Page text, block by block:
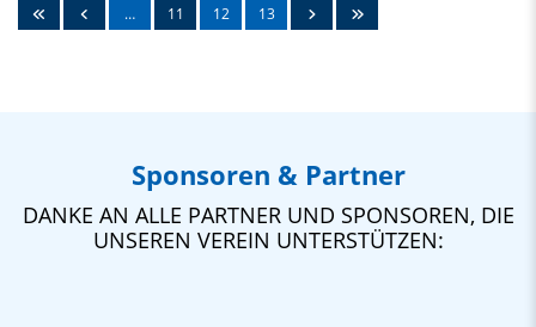
… 11 12 13
Sponsoren & Partner
DANKE AN ALLE PARTNER UND SPONSOREN, DIE
UNSEREN VEREIN UNTERSTÜTZEN: